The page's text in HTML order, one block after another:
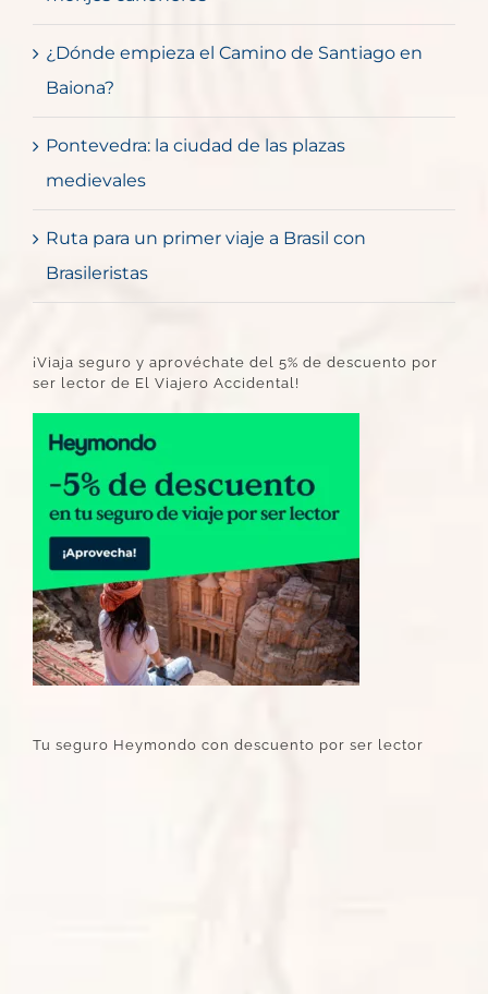
¿Dónde empieza el Camino de Santiago en
Baiona?
Pontevedra: la ciudad de las plazas
medievales
Ruta para un primer viaje a Brasil con
Brasileristas
¡Viaja seguro y aprovéchate del 5% de descuento por
ser lector de El Viajero Accidental!
Tu seguro Heymondo con descuento por ser lector